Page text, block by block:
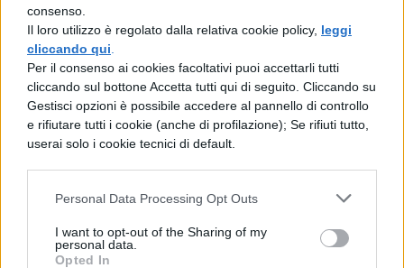
consenso.
Il loro utilizzo è regolato dalla relativa cookie policy, leggi
cliccando qui
Per il consenso ai cookies facoltativi puoi accettarli tutti
cliccando sul bottone Accetta tutti qui di seguito. Cliccando su
Gestisci opzioni è possibile accedere al pannello di controllo
e rifiutare tutti i cookie (anche di profilazione); Se rifiuti tutto,
userai solo i cookie tecnici di default.
Personal Data Processing Opt Outs
I want to opt-out of the Sharing of my
personal data.
Opted In
vichiano del termine), che, usato nella
creazione di personaggi quali Farinata o
Ugolino, serve a fissare, senza sforzo
apparente, anche i modi di una similitudine
o di una lezione teologica. Spesso a questo
altri critici hanno chiamato ” barocco”, per
sottolinearne, senza alcun senso